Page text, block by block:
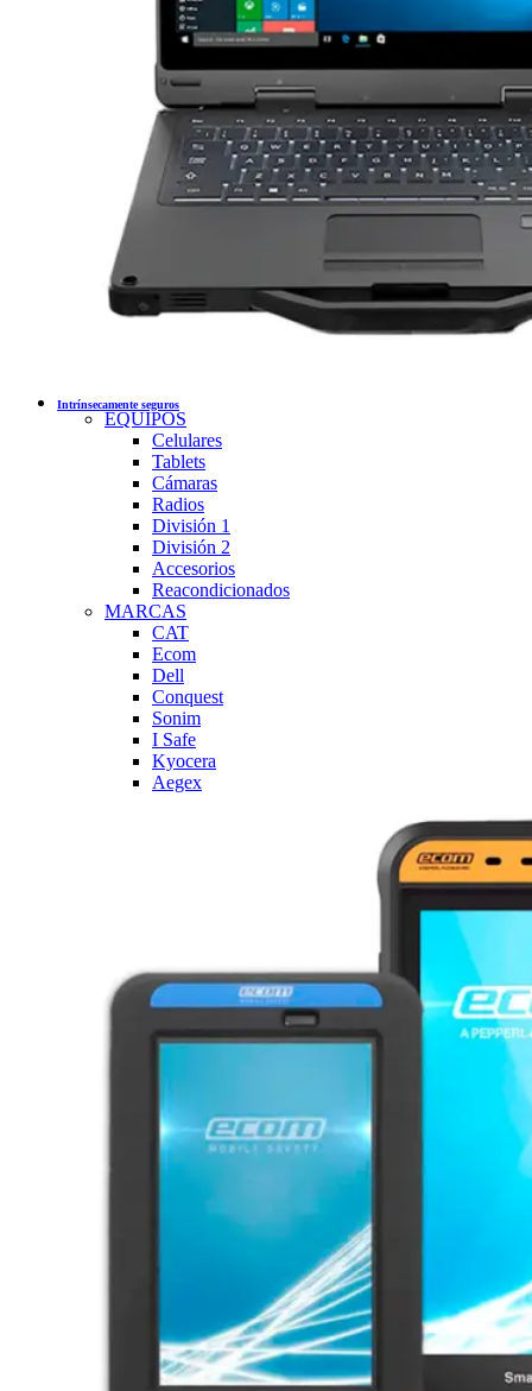
Intrínsecamente seguros
EQUIPOS
Celulares
Tablets
Cámaras
Radios
División 1
División 2
Accesorios
Reacondicionados
MARCAS
CAT
Ecom
Dell
Conquest
Sonim
I Safe
Kyocera
Aegex